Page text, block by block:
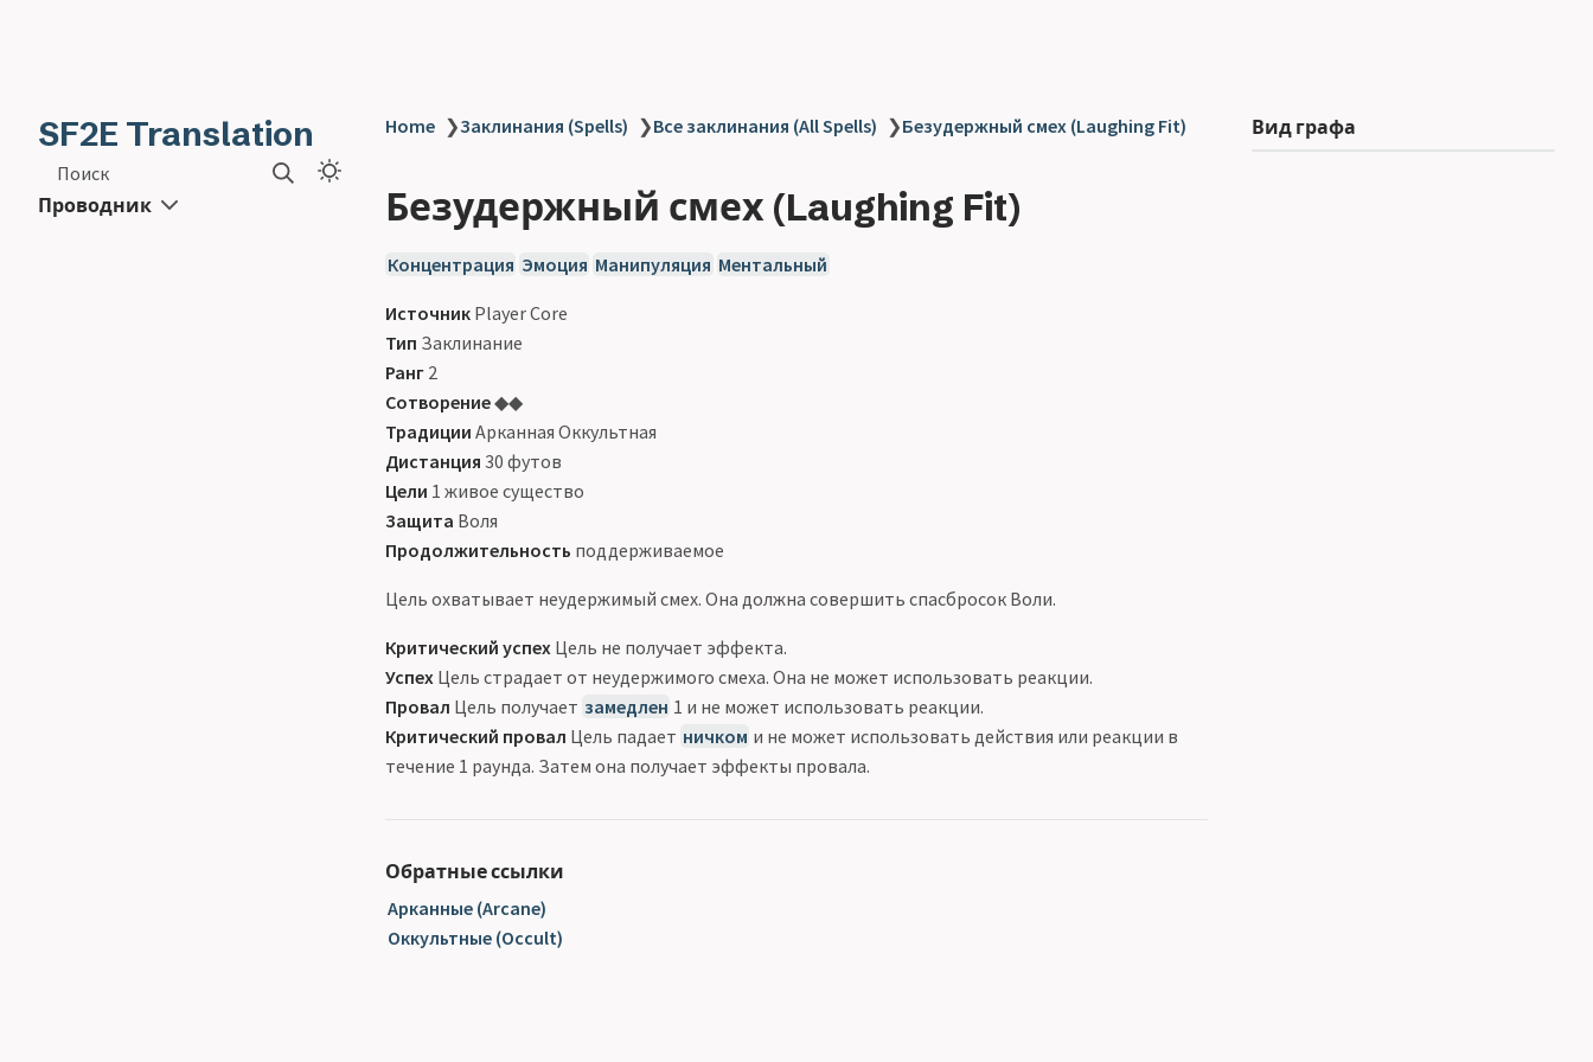
SF2E Translation
Поиск
Проводник
Home ❯Заклинания (Spells) ❯Все заклинания (All Spells) ❯Безудержный смех (Laughing Fit)
Безудержный смех (Laughing Fit)
Концентрация Эмоция Манипуляция Ментальный
Источник Player Core
Тип Заклинание
Ранг 2
Сотворение◆◆
Традиции Арканная Оккультная
Дистанция 30 футов
Цели 1 живое существо
Защита Воля
Продолжительность поддерживаемое
Цель охватывает неудержимый смех. Она должна совершить спасбросок Воли.
Критический успех Цель не получает эффекта.
Успех Цель страдает от неудержимого смеха. Она не может использовать реакции.
Провал Цель получает замедлен 1 и не может использовать реакции.
Критический провал Цель падает ничком и не может использовать действия или реакции в
течение 1 раунда. Затем она получает эффекты провала.
Обратные ссылки
Арканные (Arcane)
Оккультные (Occult)
Вид графа